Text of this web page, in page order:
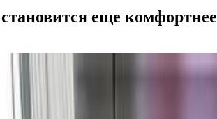
еще комфортнее